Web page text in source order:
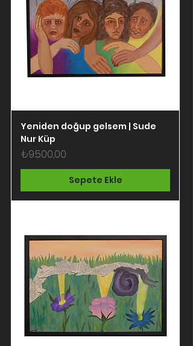
Yeniden doğup gelsem | Sude
Nur Küp
Fiyat
₺9.500,00
Sepete Ekle